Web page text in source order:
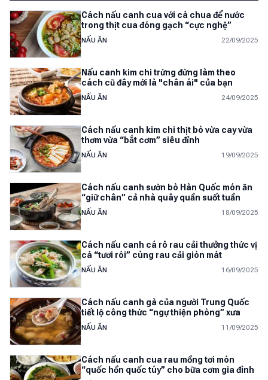
Cách nấu canh cua với cà chua để nước
trong thịt cua đóng gạch “cực nghệ”
NẤU ĂN 22/09/2025
Nấu canh kim chi trứng đừng làm theo
cách cũ đây mới là "chân ái" của bạn
NẤU ĂN 24/09/2025
Cách nấu canh kim chi thịt bò vừa cay vừa
thơm vừa “bắt cơm” siêu đỉnh
NẤU ĂN 19/09/2025
Cách nấu canh sườn bò Hàn Quốc món ăn
“giữ chân” cả nhà quây quần suốt tuần
NẤU ĂN 18/09/2025
Cách nấu canh cá rô rau cải thưởng thức vị
cá “tươi rói” cùng rau cải giòn mát
NẤU ĂN 16/09/2025
Cách nấu canh gà của người Trung Quốc
tiết lộ công thức “ngự thiện phòng” xưa
NẤU ĂN 11/09/2025
Cách nấu canh cua rau mồng tơi món
“quốc hồn quốc túy” cho bữa cơm gia đình